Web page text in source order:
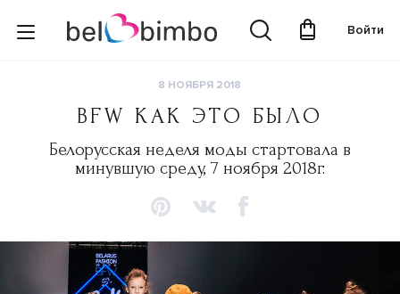
Войти
8 НОЯБРЯ 2018
BFW КАК ЭТО БЫЛО
Белорусская неделя моды стартовала в
минувшую среду, 7 ноября 2018г.